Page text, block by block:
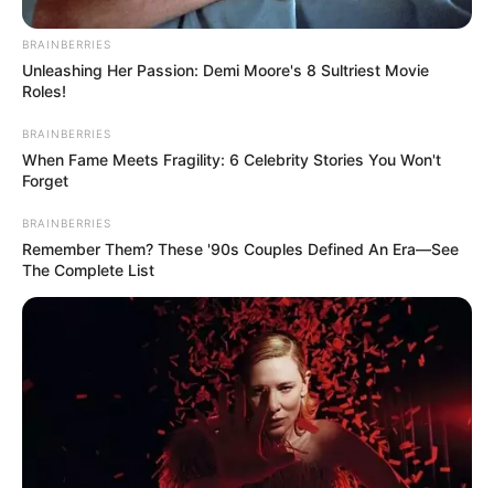
BRAINBERRIES
Unleashing Her Passion: Demi Moore's 8 Sultriest Movie
Roles!
BRAINBERRIES
When Fame Meets Fragility: 6 Celebrity Stories You Won't
Forget
BRAINBERRIES
Remember Them? These '90s Couples Defined An Era—See
The Complete List